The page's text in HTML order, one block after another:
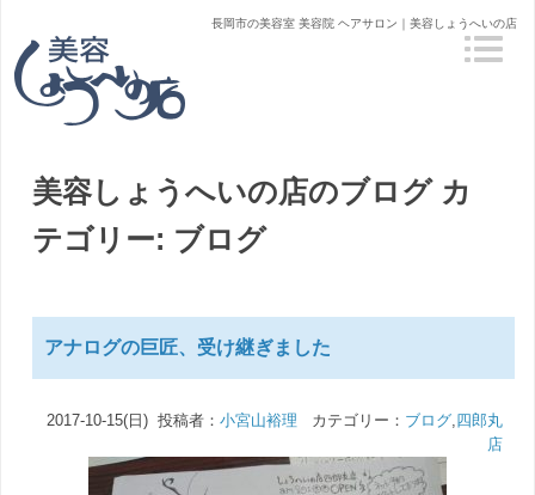
長岡市の美容室 美容院 ヘアサロン｜美容しょうへいの店
美容しょうへいの店のブログカ
テゴリー: ブログ
アナログの巨匠、受け継ぎました
2017-10-15(日) 投稿者： 小宮山裕理 カテゴリー： ブログ,四郎丸
店